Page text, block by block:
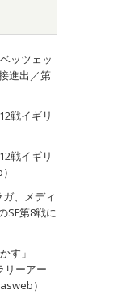
ッツェッ
進出／第
戦イギリ
戦イギリ
、メディ
SF第8戦に
す」
リーアー
）